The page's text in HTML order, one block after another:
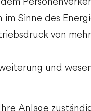
Sinne des
von
und
Anlage